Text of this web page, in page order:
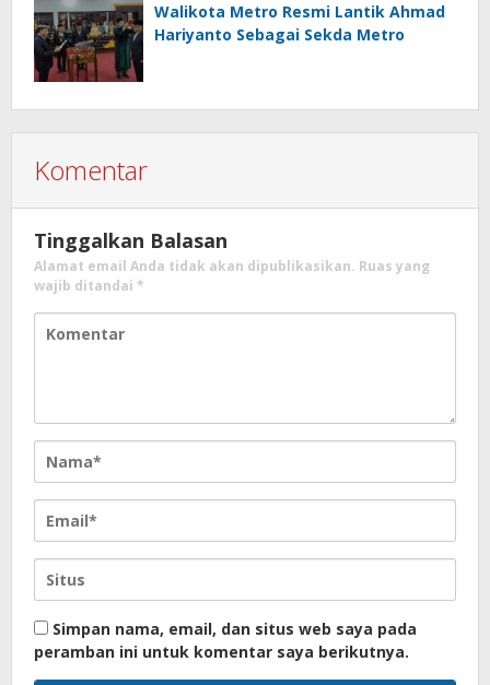
Walikota Metro Resmi Lantik Ahmad
Hariyanto Sebagai Sekda Metro
Komentar
Tinggalkan Balasan
Alamat email Anda tidak akan dipublikasikan. Ruas yang
wajib ditandai *
Simpan nama, email, dan situs web saya pada
peramban ini untuk komentar saya berikutnya.